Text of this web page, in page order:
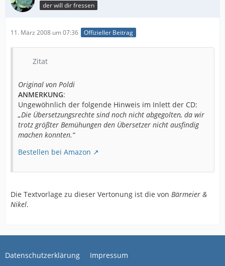
der will dir fressen
11. März 2008 um 07:36 Offizieller Beitrag
Zitat
Original von Poldi
ANMERKUNG:
Ungewöhnlich der folgende Hinweis im Inlett der CD:
„Die Übersetzungsrechte sind noch nicht abgegolten, da wir
trotz größter Bemühungen den Übersetzer nicht ausfindig
machen konnten.“
Bestellen bei Amazon
Die Textvorlage zu dieser Vertonung ist die von Bärmeier &
Nikel.
Datenschutzerklärung Impressum